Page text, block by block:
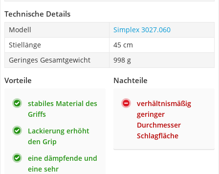
Technische Details
Modell
Simplex 3027.060
Stiellänge
45 cm
Geringes Gesamtgewicht
‎998 g
Vorteile
stabiles Material des
Griffs
Lackierung erhöht
den Grip
eine dämpfende und
eine sehr
Nachteile
verhältnismäßig
geringer
Durchmesser
Schlagfläche